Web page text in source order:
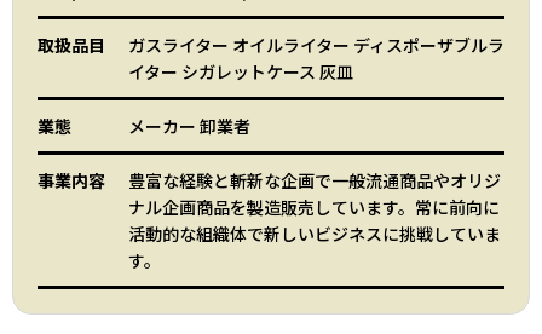
取扱品目
ガスライター オイルライター ディスポーザブルラ
イター シガレットケース 灰皿
業態 メーカー 卸業者
事業内容
豊富な経験と斬新な企画で一般流通商品やオリジ
ナル企画商品を製造販売しています。常に前向に
活動的な組織体で新しいビジネスに挑戦していま
す。